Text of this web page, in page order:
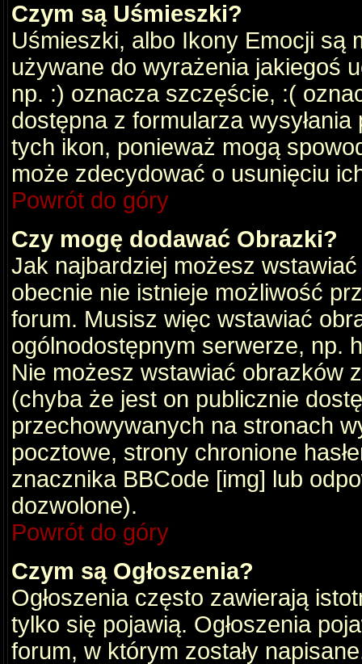
Czym są Uśmieszki?
Uśmieszki, albo Ikony Emocji są
używane do wyrażenia jakiegoś
np. :) oznacza szczęście, :(
dostępna z formularza
tych ikon, ponieważ mogą
może zdecydować o usunięciu
Powrót do góry
Czy mogę dodawać Obrazki?
Jak najbardziej możesz
obecnie nie istnieje możliwość
forum. Musisz więc wstawiać
ogólnodostępnym serwerze, np.
Nie możesz wstawiać obrazków
(chyba że jest on publicznie
przechowywanych na stronach
pocztowe, strony chronione
znacznika BBCode [img] lub
dozwolone).
Powrót do góry
Czym są Ogłoszenia?
Ogłoszenia często zawierają
tylko się pojawią. Ogłoszenia
forum, w którym zostały